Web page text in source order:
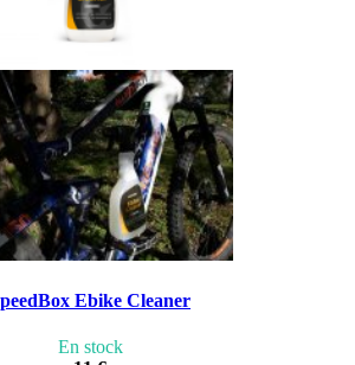
Ebike Cleaner
En stock